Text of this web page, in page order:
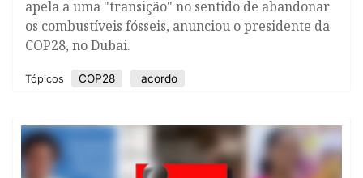
apela a uma "transição" no sentido de abandonar
os combustíveis fósseis, anunciou o presidente da
COP28, no Dubai.
Tópicos COP28 acordo